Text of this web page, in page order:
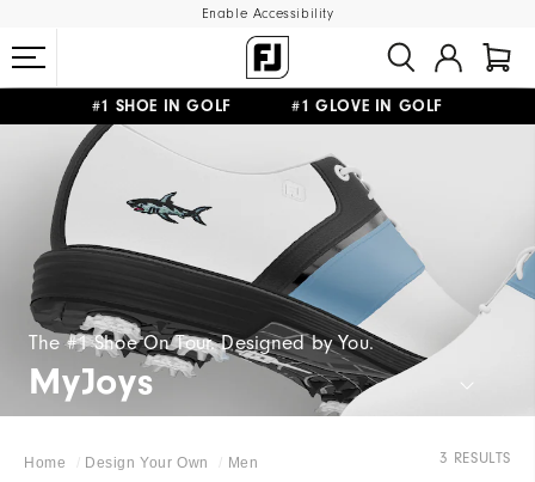
Enable Accessibility
#1 SHOE IN GOLF #1 GLOVE IN GOLF
FREE SHIPPING
The #1 Shoe On Tour. Designed by You.
MyJoys
Home Design Your Own Men 3 RESULTS